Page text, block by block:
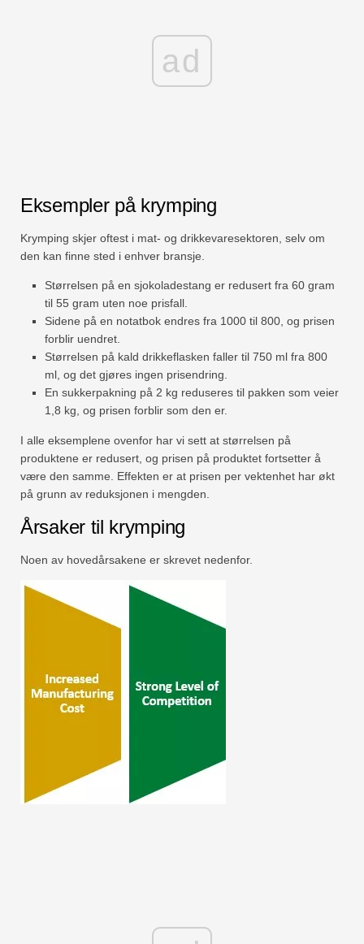
ad
Eksempler på krymping
Krymping skjer oftest i mat- og drikkevaresektoren, selv om
den kan finne sted i enhver bransje.
Størrelsen på en sjokoladestang er redusert fra 60 gram
til 55 gram uten noe prisfall.
Sidene på en notatbok endres fra 1000 til 800, og prisen
forblir uendret.
Størrelsen på kald drikkeflasken faller til 750 ml fra 800
ml, og det gjøres ingen prisendring.
En sukkerpakning på 2 kg reduseres til pakken som veier
1,8 kg, og prisen forblir som den er.
I alle eksemplene ovenfor har vi sett at størrelsen på
produktene er redusert, og prisen på produktet fortsetter å
være den samme. Effekten er at prisen per vektenhet har økt
på grunn av reduksjonen i mengden.
Årsaker til krymping
Noen av hovedårsakene er skrevet nedenfor.